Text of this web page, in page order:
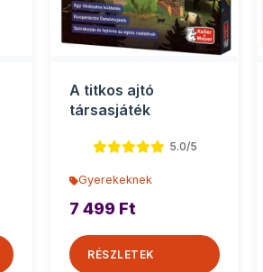
A titkos ajtó
társasjáték
5.0/5
Gyerekeknek
7 499 Ft
RÉSZLETEK